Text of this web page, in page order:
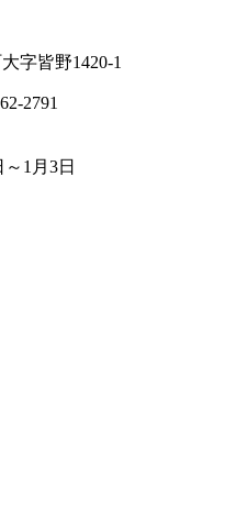
大字皆野1420-1
2791
1月3日